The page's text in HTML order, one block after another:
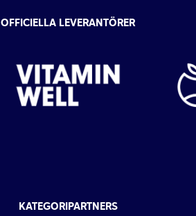
OFFICIELLA LEVERANTÖRER
KATEGORIPARTNERS